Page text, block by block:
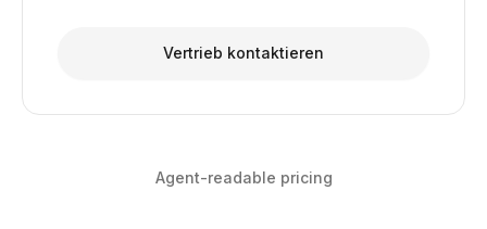
Vertrieb kontaktieren
Agent-readable pricing